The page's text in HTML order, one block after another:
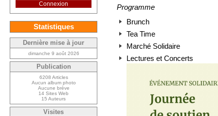
Programme
Brunch
Tea Time
Marché Solidaire
Lectures et Concerts
Connexion
Statistiques
Dernière mise à jour
dimanche 9 août 2026
Publication
6208 Articles
Aucun album photo
Aucune brève
14 Sites Web
15 Auteurs
Visites